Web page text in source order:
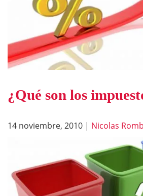
¿Qué son los
14 noviembre, 2010 | Nicolas